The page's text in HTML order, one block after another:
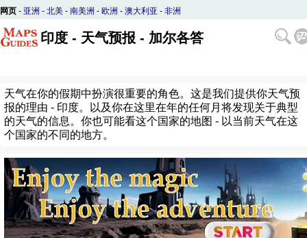
网页 - 亚洲 - 北美 - 南美洲 - 欧洲 - 澳大利亚 - 非洲
印度 - 天气预报 - 加尔各答
天气在你的假期中扮演很重要的角色。这是我们提供你天气预
报的理由 - 印度。以及你在这里在年的任何月将发现关于典型
的天气的信息。你也可能看这个国家的地图 - 以当前天气在这
个国家的不同的地方。